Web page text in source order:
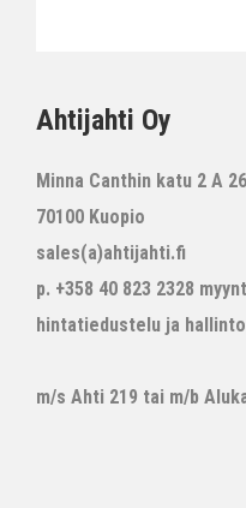
Ahtijahti Oy
Minna Canthin katu 2 A 26
70100 Kuopio
sales(a)ahtijahti.fi
p. +358 40 823 2328
hintatiedustelu ja hallinto
m/s Ahti 219 tai m/b